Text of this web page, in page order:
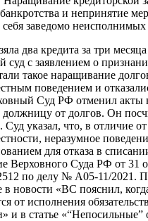
и непринятие
заведомо неисполнимых
два кредита за три
суд с заявлением о
такое наращивание
поведением и
Суд РФ отменил акты
от долгов. Он
указал, что, в отличие от
неразумное
для отказа в
Верховного Суда РФ от 31
по делу № А05-11/2021.
в новости «ВС пояснил,
от исполнения
и в статье «“Непосильные”